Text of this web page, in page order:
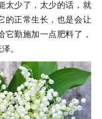
太少了，太少的话，就
的正常生长，也是会让
它勤施加一点肥料了，
。